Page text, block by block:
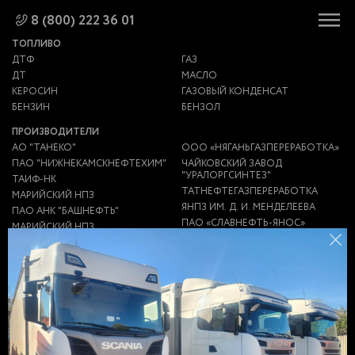
8 (800) 222 36 01
ТОПЛИВО
ДТФ
ДТ
КЕРОСИН
БЕНЗИН
ГАЗ
МАСЛО
ГАЗОВЫЙ КОНДЕНСАТ
БЕНЗОЛ
ПРОИЗВОДИТЕЛИ
АО "ТАНЕКО"
ПАО "НИЖНЕКАМСКНЕФТЕХИМ"
ТАИФ-НК
МАРИЙСКИЙ НПЗ
ПАО АНК "БАШНЕФТЬ"
МАРИЙСКИЙ НПЗ
ЯРОСЛАВСКИЙ НПЗ
ИМ.МЕНДЕЛЕЕВА (ЯНПЗ)
НПЗ "НС-ОЙЛ"
НИКОЛАЕВСКИЙ НПЗ
АНТИПИНСКИЙ НПЗ
НГДУ "ЕЛХОВНЕФТЬ"
УТНИИ ООО "ГАЗПРОМ ДОБЫЧА
УРЕНГОЙ"
ООО «НЯГАНЬГАЗПЕРЕРАБОТКА»
ЧАЙКОВСКИЙ ЗАВОД
"УРАЛОРГСИНТЕЗ"
ТАТНЕФТЕГАЗПЕРЕРАБОТКА
ЯНПЗ ИМ. Д. И. МЕНДЕЛЕЕВА
ПАО «СЛАВНЕФТЬ-ЯНОС»
ООО "ГСМ-ЛОГИСТИКА"
ЗАВОД НЗНП
ЗАВОД ЭКОТОН
ГАЗПРОМ
НПЗ
НЕФТЕБАЗА